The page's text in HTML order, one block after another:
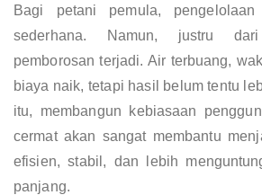
Bagi petani pemula,
sederhana. Namun, justru
pemborosan terjadi. Air terbuang,
biaya naik, tetapi hasil belum tentu
itu, membangun kebiasaan
cermat akan sangat membantu
efisien, stabil, dan lebih
panjang.